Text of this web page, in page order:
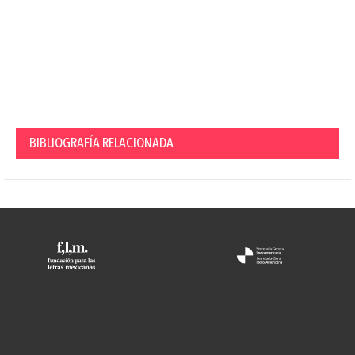
BIBLIOGRAFÍA RELACIONADA